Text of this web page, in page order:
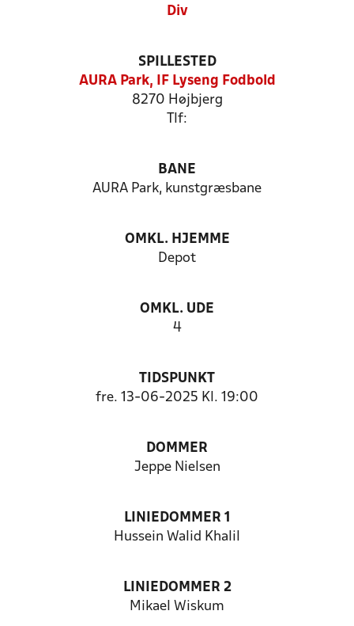
Div
SPILLESTED
AURA Park, IF Lyseng Fodbold
8270 Højbjerg
Tlf:
BANE
AURA Park, kunstgræsbane
OMKL. HJEMME
Depot
OMKL. UDE
4
TIDSPUNKT
fre. 13-06-2025 Kl. 19:00
DOMMER
Jeppe Nielsen
LINIEDOMMER 1
Hussein Walid Khalil
LINIEDOMMER 2
Mikael Wiskum